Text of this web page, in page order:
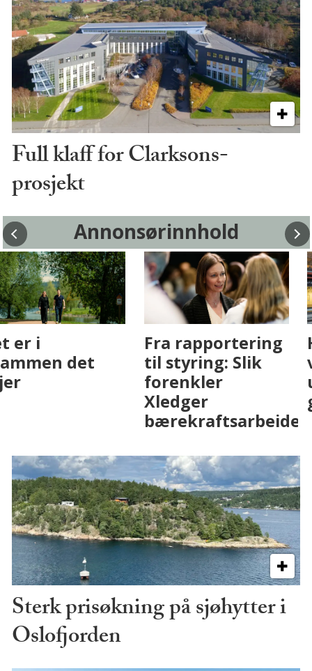
Full klaff for Clarksons-
prosjekt
Annonsørinnhold
Fenistra endrer
eiendomsbransjen
med AI. Slik ser vi
Det er i
Drammen det
skjer
Sterk prisøkning på sjøhytter i
Oslofjorden